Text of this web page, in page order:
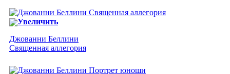
Увеличить
Джованни Беллини
Священная аллегория